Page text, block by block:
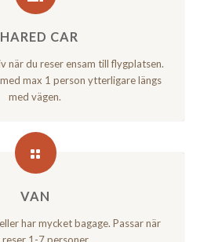
CAR
när du reser ensam till flygplatsen.
max 1 person ytterligare längs
med vägen.
VAN
har mycket bagage. Passar när